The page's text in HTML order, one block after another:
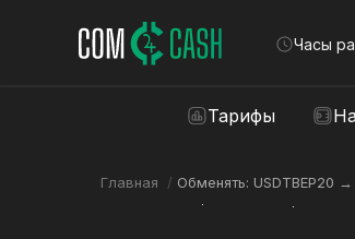
Часы
Тарифы
Главная / Обменять: USDTBEP20 →